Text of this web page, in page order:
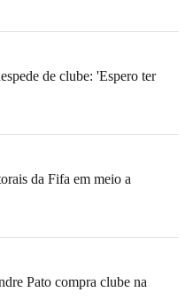
de clube: 'Espero ter
da Fifa em meio a
Pato compra clube na